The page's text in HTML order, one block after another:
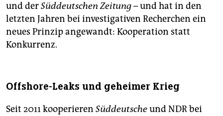
und derSüddeutschen Zeitung– und hat in den
letzten Jahren bei investigativen Recherchen ein
neues Prinzip angewandt: Kooperation statt
Konkurrenz.
Offshore-Leaks und geheimer Krieg
Seit 2011 kooperieren Süddeutscheund NDR bei